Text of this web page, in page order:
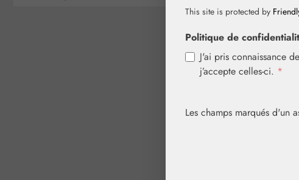
This site is protected by
Politique de
J'ai pris connaissance
j’accepte celles-ci. *
Les champs marqués d'un